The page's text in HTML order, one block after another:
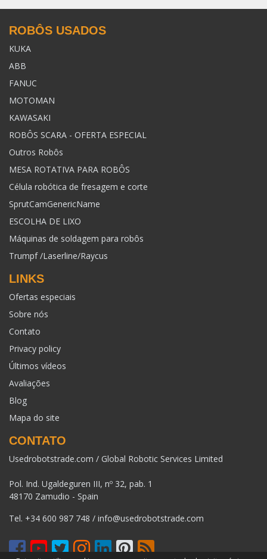
ROBÔS USADOS
KUKA
ABB
FANUC
MOTOMAN
KAWASAKI
ROBÔS SCARA - OFERTA ESPECIAL
Outros Robôs
MESA ROTATIVA PARA ROBÔS
Célula robótica de fresagem e corte
SprutCamGenericName
ESCOLHA DE LIXO
Máquinas de soldagem para robôs
Trumpf /Laserline/Raycus
LINKS
Ofertas especiais
Sobre nós
Contato
Privacy policy
Últimos vídeos
Avaliações
Blog
Mapa do site
CONTATO
Usedrobotstrade.com / Global Robotic Services Limited
Pol. Ind. Ugaldeguren III, nº 32, pab. 1
48170 Zamudio - Spain
Tel. +34 600 987 748 / info@usedrobotstrade.com